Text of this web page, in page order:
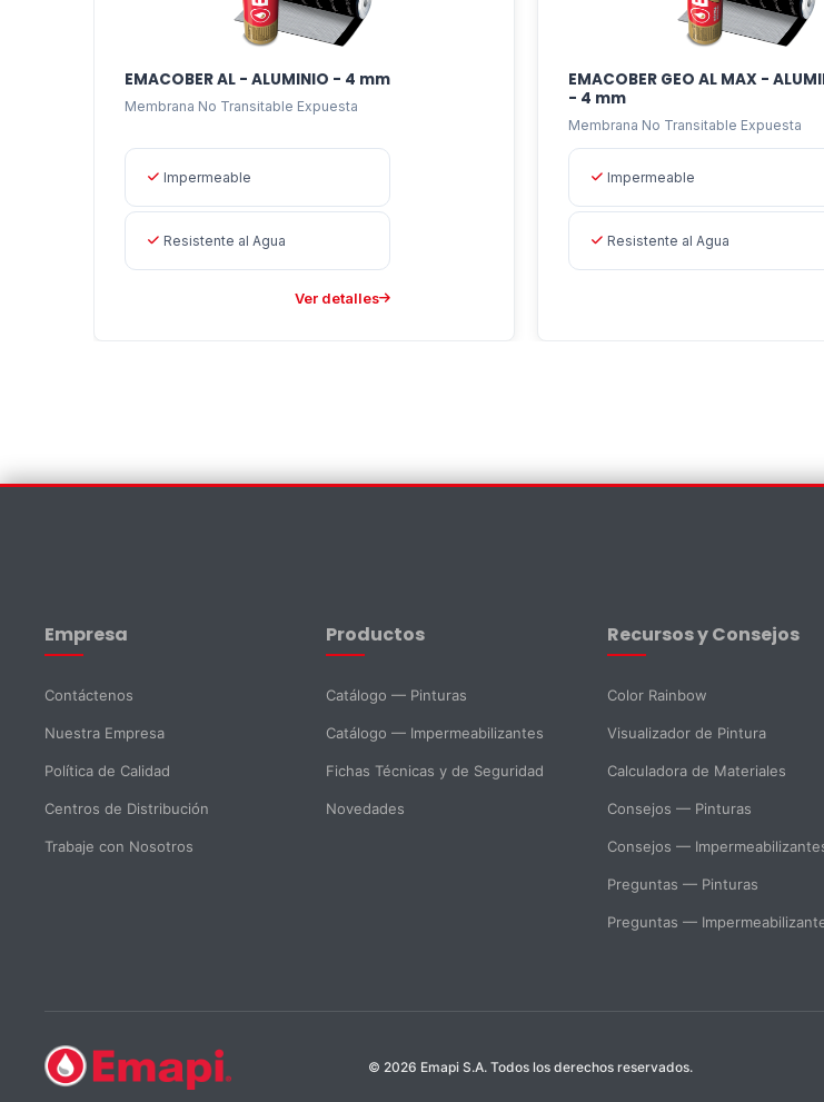
EMACOBER AL - ALUMINIO - 4 mm
Membrana No Transitable Expuesta
Impermeable
Resistente al Agua
Ver detalles
EMACOBER GEO AL MAX -
- 4 mm
Membrana No Transitable Expuesta
Impermeable
Resistente al Agua
Email * Teléfono
DNI * País *
SELECCIONAR DEPARTAMENTO
Ventas Soporte Técnico
Empresa
Contáctenos
Nuestra Empresa
Política de Calidad
Centros de Distribución
Trabaje con Nosotros
Productos
Catálogo — Pinturas
Catálogo — Impermeabilizantes
Fichas Técnicas y de Seguridad
Novedades
Recursos y Consejos
Color Rainbow
Visualizador de Pintura
Calculadora de Materiales
Consejos — Pinturas
Consejos —
Preguntas — Pinturas
Preguntas —
© 2026 Emapi S.A. Todos los derechos reservados.